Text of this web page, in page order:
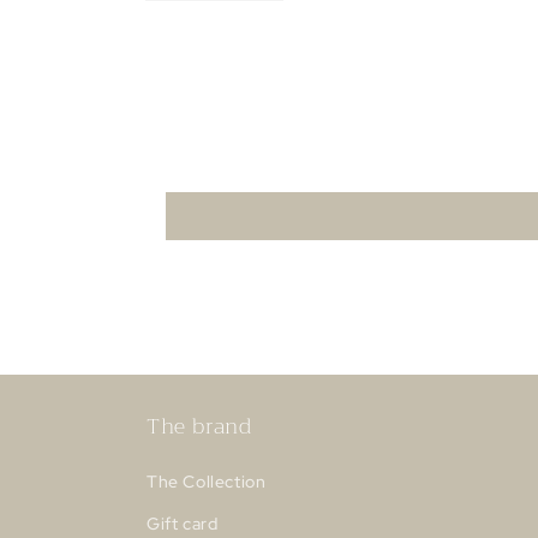
The brand
The Collection
Gift card